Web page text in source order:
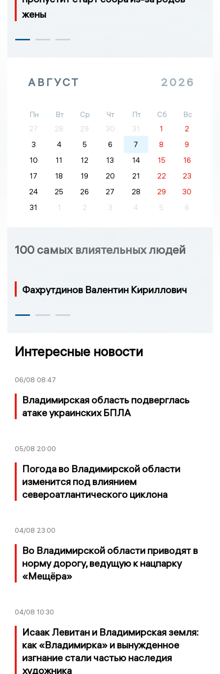
жены
АВГУСТ 2026
Пн Вт Ср Чт Пт Сб
Вс
27
28 29 30 31 1
2
3
4 5 6 7 8
9
10
11 12 13 14 15
16
17
18 19 20 21 22
23
24
25 26 27 28 29
30
31
1 2 3 4 5 6
100 самых влиятельных людей
Фахрутдинов Валентин Кириллович
Интересные новости
06/08 08:47
Владимирская область подверглась
атаке украинских БПЛА
05/08 20:00
Погода во Владимирской области
изменится под влиянием
североатлантического циклона
04/08 23:00
Во Владимирской области приводят в
норму дорогу, ведущую к нацпарку
«Мещёра»
04/08 10:30
Исаак Левитан и Владимирская земля:
как «Владимирка» и вынужденное
изгнание стали частью наследия
художника